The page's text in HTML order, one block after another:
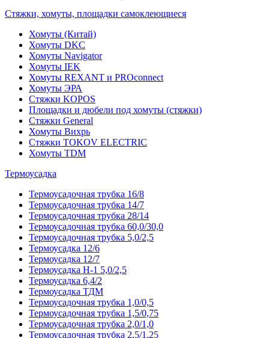
Стяжки, хомуты, площадки самоклеющиеся
Хомуты (Китай)
Хомуты DKC
Хомуты Navigator
Хомуты IEK
Хомуты REXANT и PROconnect
Хомуты ЭРА
Стяжки KOPOS
Площадки и дюбели под хомуты (стяжки)
Стяжки General
Хомуты Вихрь
Стяжки TOKOV ELECTRIC
Хомуты TDM
Термоусадка
Термоусадочная трубка 16/8
Термоусадочная трубка 14/7
Термоусадочная трубка 28/14
Термоусадочная трубка 60,0/30,0
Термоусадочная трубка 5,0/2,5
Термоусадка 12/6
Термоусадка 12/7
Термоусадка Н-1 5,0/2,5
Термоусадка 6,4/2
Термоусадка ТДМ
Термоусадочная трубка 1,0/0,5
Термоусадочная трубка 1,5/0,75
Термоусадочная трубка 2,0/1,0
Термоусадочная трубка 2,5/1,25